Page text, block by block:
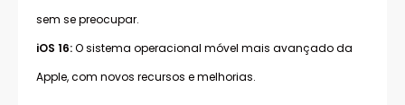
sem se preocupar.
iOS 16:O sistema operacional móvel mais avançado da
Apple, com novos recursos e melhorias.